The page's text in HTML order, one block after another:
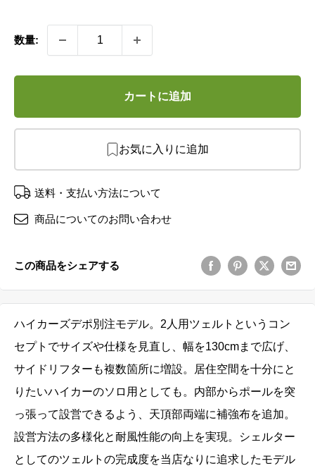
格
数量:
カートに追加
お気に入りに追加
送料・支払い方法について
商品についてのお問い合わせ
この商品をシェアする
ハイカーズデポ別注モデル。2 人用ツェルトというコン
セプトでサイズや仕様を見直し、幅を130cmまで広げ、
サイドリフターも複数箇所に増設。居住空間を十分にと
りたいハイカーのソロ用としても。内部からポールを突
っ張って設営できるよう、天頂部両端に補強布を追加。
設営方法の多様化と耐風性能の向上を実現。シェルター
としてのツェルトの完成度を当店なりに追求したモデル